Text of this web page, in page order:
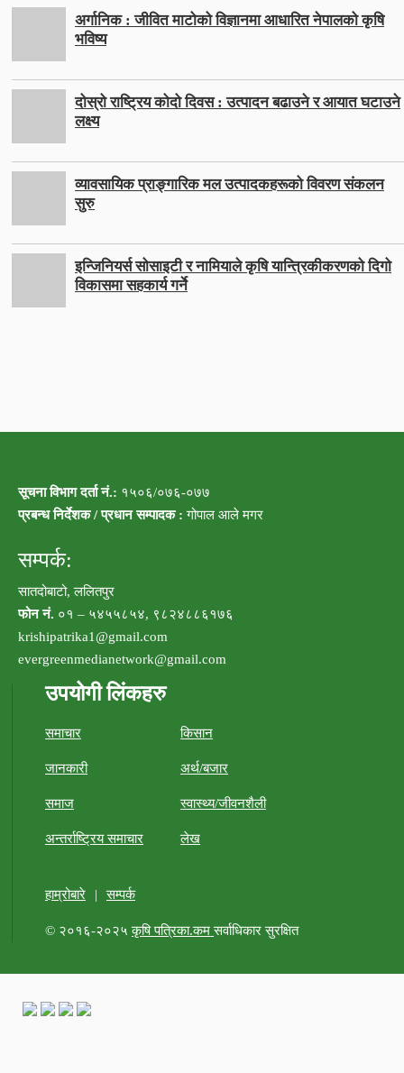
अर्गानिक : जीवित माटोको विज्ञानमा आधारित नेपालको कृषि
भविष्य
दोस्रो राष्ट्रिय कोदो दिवस : उत्पादन बढाउने र आयात घटाउने
लक्ष्य
व्यावसायिक प्राङ्गारिक मल उत्पादकहरूको विवरण संकलन
सुरु
इन्जिनियर्स सोसाइटी र नामियाले कृषि यान्त्रिकीकरणको दिगो
विकासमा सहकार्य गर्ने
सूचना विभाग दर्ता नं.: १५०६/०७६-०७७
प्रबन्ध निर्देशक / प्रधान सम्पादक : गोपाल आले मगर
सम्पर्क:
सातदोबाटो, ललितपुर
फोन नं. ०१ – ५४५५८५४, ९८२४८८६१७६
krishipatrika1@gmail.com
evergreenmedianetwork@gmail.com
उपयोगी लिंकहरु
समाचार किसान
जानकारी अर्थ/बजार
समाज स्वास्थ्य/जीवनशैली
अन्तर्राष्ट्रिय समाचार लेख
हाम्रोबारे | सम्पर्क
© २०१६-२०२५कृषि पत्रिका.कमसर्वाधिकार सुरक्षित